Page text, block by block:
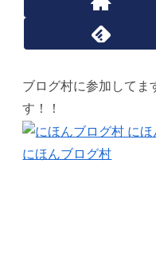
ブログ村に参加してま
す！！
にほんブログ村